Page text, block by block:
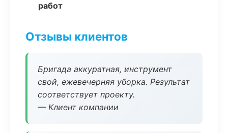
работ
Отзывы клиентов
Бригада аккуратная, инструмент
свой, ежевечерняя уборка. Результат
соответствует проекту.
— Клиент компании